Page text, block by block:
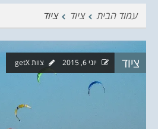
עמוד הבית
ציוד ציוד
ציוד יוני 6, 2015 צוות getX